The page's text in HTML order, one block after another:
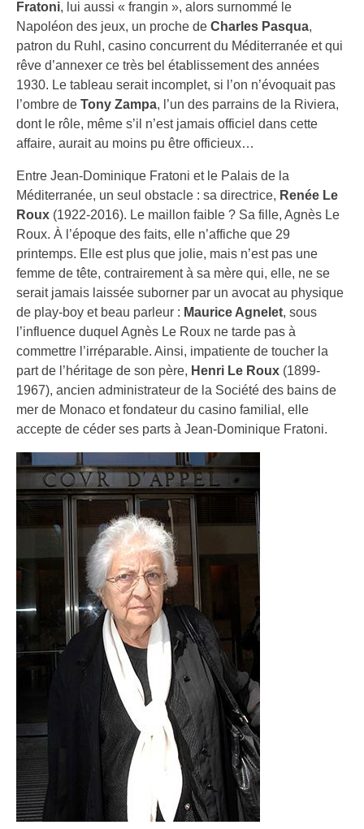
Fratoni, lui aussi « frangin », alors surnommé le
Napoléon des jeux, un proche de Charles Pasqua,
patron du Ruhl, casino concurrent du Méditerranée et qui
rêve d’annexer ce très bel établissement des années
1930. Le tableau serait incomplet, si l’on n’évoquait pas
l’ombre de Tony Zampa, l’un des parrains de la Riviera,
dont le rôle, même s’il n’est jamais officiel dans cette
affaire, aurait au moins pu être officieux…
Entre Jean-Dominique Fratoni et le Palais de la
Méditerranée, un seul obstacle : sa directrice, Renée Le
Roux (1922-2016). Le maillon faible ? Sa fille, Agnès Le
Roux. À l’époque des faits, elle n’affiche que 29
printemps. Elle est plus que jolie, mais n’est pas une
femme de tête, contrairement à sa mère qui, elle, ne se
serait jamais laissée suborner par un avocat au physique
de play-boy et beau parleur : Maurice Agnelet, sous
l’influence duquel Agnès Le Roux ne tarde pas à
commettre l’irréparable. Ainsi, impatiente de toucher la
part de l’héritage de son père, Henri Le Roux (1899-
1967), ancien administrateur de la Société des bains de
mer de Monaco et fondateur du casino familial, elle
accepte de céder ses parts à Jean-Dominique Fratoni.